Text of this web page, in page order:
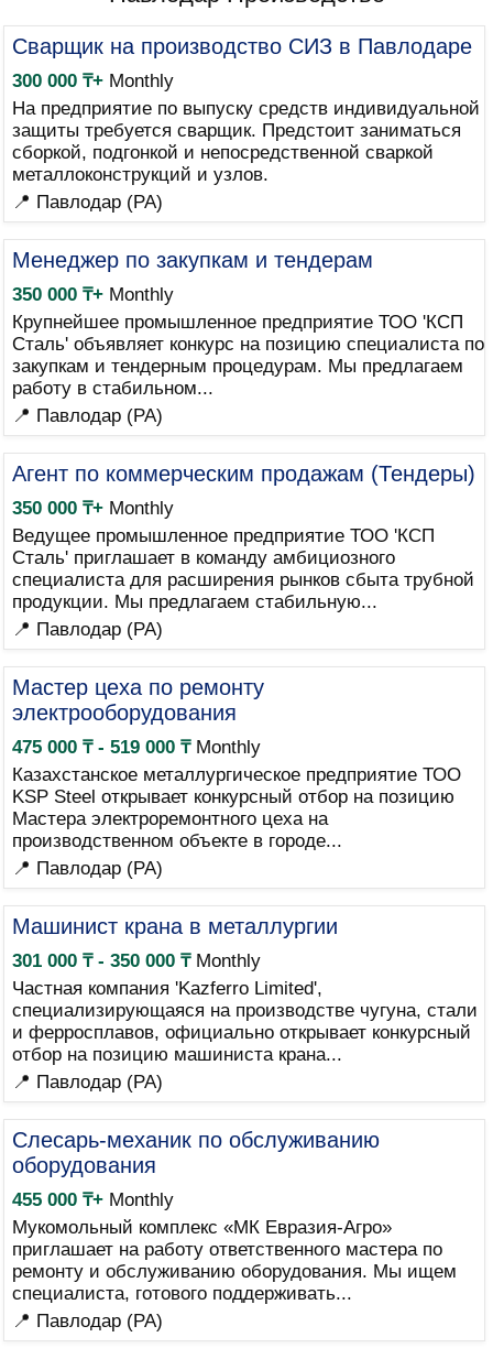
Сварщик на производство СИЗ в Павлодаре
300 000 ₸+Monthly
На предприятие по выпуску средств индивидуальной
защиты требуется сварщик. Предстоит заниматься
сборкой, подгонкой и непосредственной сваркой
металлоконструкций и узлов.
📍 Павлодар (PA)
Менеджер по закупкам и тендерам
350 000 ₸+Monthly
Крупнейшее промышленное предприятие ТОО 'КСП
Сталь' объявляет конкурс на позицию специалиста по
закупкам и тендерным процедурам. Мы предлагаем
работу в стабильном...
📍 Павлодар (PA)
Агент по коммерческим продажам (Тендеры)
350 000 ₸+Monthly
Ведущее промышленное предприятие ТОО 'КСП
Сталь' приглашает в команду амбициозного
специалиста для расширения рынков сбыта трубной
продукции. Мы предлагаем стабильную...
📍 Павлодар (PA)
Мастер цеха по ремонту
электрооборудования
475 000 ₸ - 519 000 ₸Monthly
Казахстанское металлургическое предприятие ТОО
KSP Steel открывает конкурсный отбор на позицию
Мастера электроремонтного цеха на
производственном объекте в городе...
📍 Павлодар (PA)
Машинист крана в металлургии
301 000 ₸ - 350 000 ₸Monthly
Частная компания 'Kazferro Limited',
специализирующаяся на производстве чугуна, стали
и ферросплавов, официально открывает конкурсный
отбор на позицию машиниста крана...
📍 Павлодар (PA)
Слесарь-механик по обслуживанию
оборудования
455 000 ₸+Monthly
Мукомольный комплекс «МК Евразия-Агро»
приглашает на работу ответственного мастера по
ремонту и обслуживанию оборудования. Мы ищем
специалиста, готового поддерживать...
📍 Павлодар (PA)